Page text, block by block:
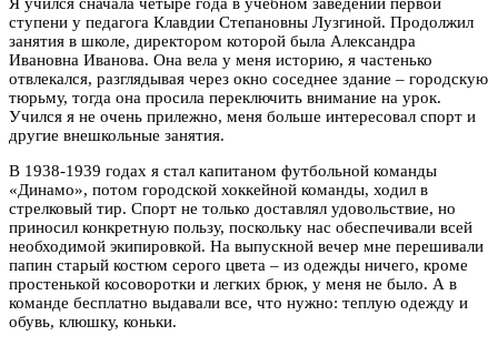
Я учился сначала четыре года в учебном заведении первой
ступени у педагога Клавдии Степановны Лузгиной. Продолжил
занятия в школе, директором которой была Александра
Ивановна Иванова. Она вела у меня историю, я частенько
отвлекался, разглядывая через окно соседнее здание – городскую
тюрьму, тогда она просила переключить внимание на урок.
Учился я не очень прилежно, меня больше интересовал спорт и
другие внешкольные занятия.
В 1938-1939 годах я стал капитаном футбольной команды
«Динамо», потом городской хоккейной команды, ходил в
стрелковый тир. Спорт не только доставлял удовольствие, но
приносил конкретную пользу, поскольку нас обеспечивали всей
необходимой экипировкой. На выпускной вечер мне перешивали
папин старый костюм серого цвета – из одежды ничего, кроме
простенькой косоворотки и легких брюк, у меня не было. А в
команде бесплатно выдавали все, что нужно: теплую одежду и
обувь, клюшку, коньки.